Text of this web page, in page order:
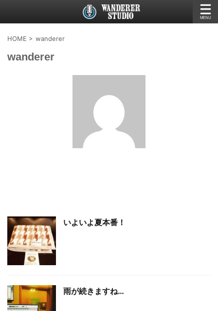
HOME > wanderer
wanderer
いよいよ夏本番！
雨が続きますね…